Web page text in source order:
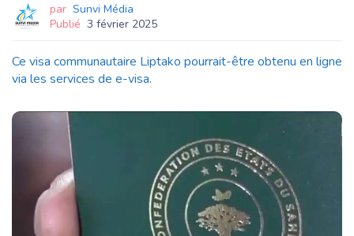
par Sunvi Média
Publié 3 février 2025
Ce visa communautaire Liptako pourrait-être obtenu en ligne
via les services de e-visa.